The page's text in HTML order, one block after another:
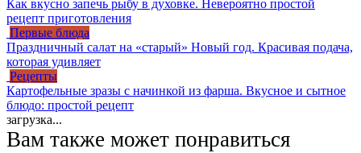
Как вкусно запечь рыбу в духовке. Невероятно простой
рецепт приготовления
Первые блюда
Праздничный салат на «старый» Новый год. Красивая подача,
которая удивляет
Рецепты
Картофельные зразы с начинкой из фарша. Вкусное и сытное
блюдо: простой рецепт
загрузка...
Вам также может понравиться